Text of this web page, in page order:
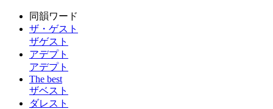
同韻ワード
ザ・ゲスト
ザゲスト
アデプト
アデプト
The best
ザベスト
ダレスト